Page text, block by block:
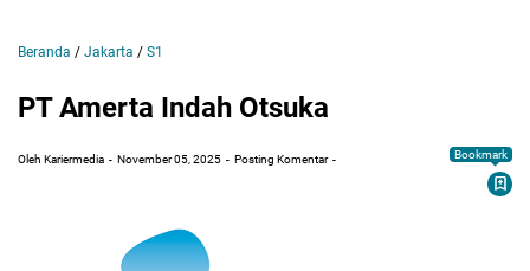
Beranda / Jakarta / S1
PT Amerta Indah Otsuka
Oleh Kariermedia November 05, 2025 Posting Komentar Bookmark